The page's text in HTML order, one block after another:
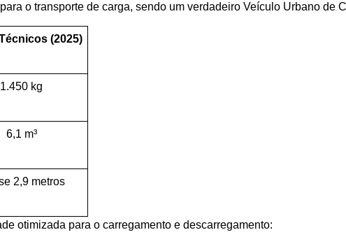
o transporte de carga, sendo um verdadeiro Veículo Urbano de
(2025)
1.450 kg
6,1 m³
2,9 metros
otimizada para o carregamento e descarregamento: